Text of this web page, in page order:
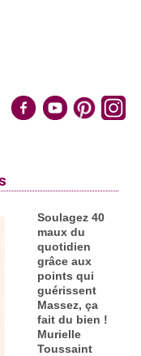
Soulagez 40
maux du
quotidien
grâce aux
points qui
guérissent
Massez, ça
fait du bien !
Murielle
Toussaint